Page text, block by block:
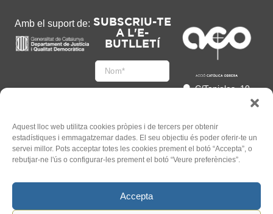
Aquest lloc web utilitza cookies pròpies i de tercers per obtenir
estadístiques i emmagatzemar dades. El seu objectiu és poder oferir-te un
servei millor. Pots acceptar totes les cookies prement el botó “Accepta”, o
rebutjar-ne l'ús o configurar-les prement el botó “Veure preferències”.
Accepta
Amb el suport de: SUBSCRIU-TE
A L'E-
BUTLLETÍ
Accepto
l'Informació legal
C/Tapioles, 10
93 505 86 86
hola@acocat.org